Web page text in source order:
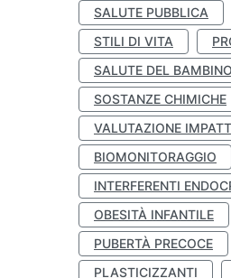
SALUTE PUBBLICA
STILI DI VITA
SALUTE DEL BAMBINO
SOSTANZE CHIMICHE
VALUTAZIONE
BIOMONITORAGGIO
INTERFERENTI
OBESITÀ INFANTILE
PUBERTÀ PRECOCE
PLASTICIZZANTI